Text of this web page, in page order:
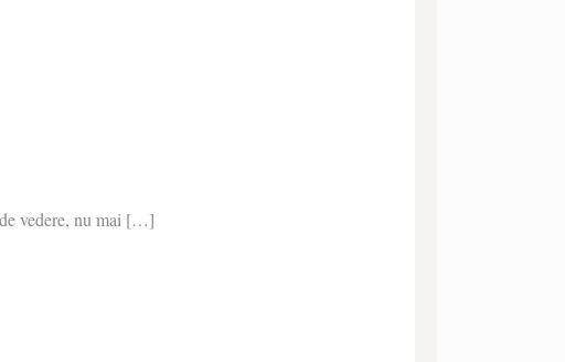
vedere, nu mai […]